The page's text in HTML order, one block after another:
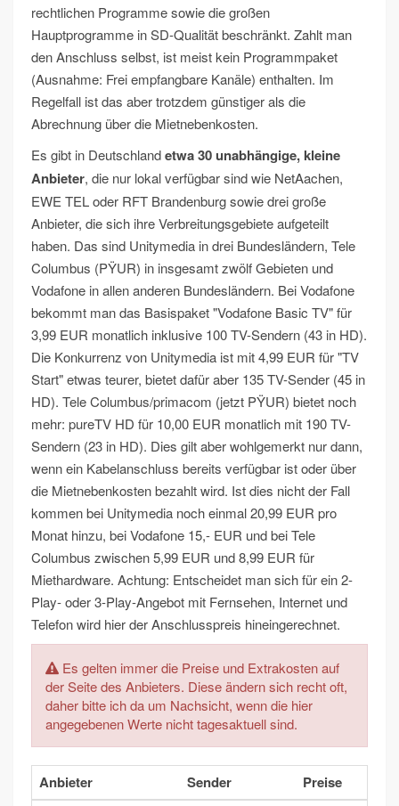
rechtlichen Programme sowie die großen
Hauptprogramme in SD-Qualität beschränkt. Zahlt man
den Anschluss selbst, ist meist kein Programmpaket
(Ausnahme: Frei empfangbare Kanäle) enthalten. Im
Regelfall ist das aber trotzdem günstiger als die
Abrechnung über die Mietnebenkosten.
Es gibt in Deutschlandetwa 30 unabhängige, kleine
Anbieter, die nur lokal verfügbar sind wie NetAachen,
EWE TEL oder RFT Brandenburg sowie drei große
Anbieter, die sich ihre Verbreitungsgebiete aufgeteilt
haben. Das sind Unitymedia in drei Bundesländern, Tele
Columbus (PŸUR) in insgesamt zwölf Gebieten und
Vodafone in allen anderen Bundesländern. Bei Vodafone
bekommt man das Basispaket "Vodafone Basic TV" für
3,99 EUR monatlich inklusive 100 TV-Sendern (43 in HD).
Die Konkurrenz von Unitymedia ist mit 4,99 EUR für "TV
Start" etwas teurer, bietet dafür aber 135 TV-Sender (45 in
HD). Tele Columbus/primacom (jetzt PŸUR) bietet noch
mehr: pureTV HD für 10,00 EUR monatlich mit 190 TV-
Sendern (23 in HD). Dies gilt aber wohlgemerkt nur dann,
wenn ein Kabelanschluss bereits verfügbar ist oder über
die Mietnebenkosten bezahlt wird. Ist dies nicht der Fall
kommen bei Unitymedia noch einmal 20,99 EUR pro
Monat hinzu, bei Vodafone 15,- EUR und bei Tele
Columbus zwischen 5,99 EUR und 8,99 EUR für
Miethardware. Achtung: Entscheidet man sich für ein 2-
Play- oder 3-Play-Angebot mit Fernsehen, Internet und
Telefon wird hier der Anschlusspreis hineingerechnet.
Es gelten immer die Preise und Extrakosten auf
der Seite des Anbieters. Diese ändern sich recht oft,
daher bitte ich da um Nachsicht, wenn die hier
angegebenen Werte nicht tagesaktuell sind.
Anbieter Sender Preise